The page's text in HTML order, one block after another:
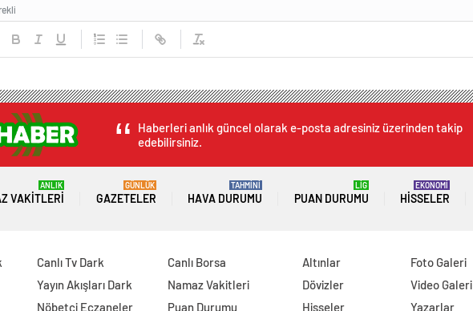
Haberleri anlık güncel olarak e-posta adresiniz üzerinden takip
edebilirsiniz.
VAKITLERI
ANLIK
GAZETELER
GÜNLÜK
HAVA DURUMU
TAHMİNİ
PUAN DURUMU
LİG
HISSELER
EKONOMİ
Canlı Tv Dark
Yayın Akışları Dark
Nöbetçi Eczaneler
Canlı Borsa
Namaz Vakitleri
Puan Durumu
Altınlar
Dövizler
Hisseler
Foto Galeri
Video Galeri
Yazarlar